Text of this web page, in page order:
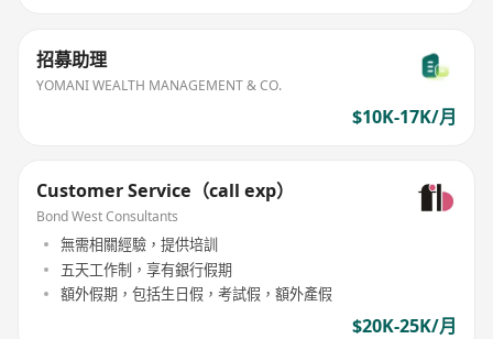
招募助理
YOMANI WEALTH MANAGEMENT & CO.
$10K-17K/月
Customer Service（call exp）
Bond West Consultants
無需相關經驗，提供培訓
五天工作制，享有銀行假期
額外假期，包括生日假，考試假，額外產假
$20K-25K/月